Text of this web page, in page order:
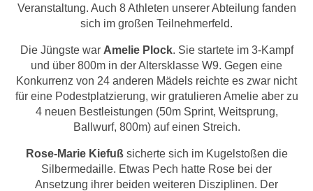
Veranstaltung. Auch 8 Athleten unserer Abteilung fanden
sich im großen Teilnehmerfeld.
Die Jüngste war Amelie Plock. Sie startete im 3-Kampf
und über 800m in der Altersklasse W9. Gegen eine
Konkurrenz von 24 anderen Mädels reichte es zwar nicht
für eine Podestplatzierung, wir gratulieren Amelie aber zu
4 neuen Bestleistungen (50m Sprint, Weitsprung,
Ballwurf, 800m) auf einen Streich.
Rose-Marie Kiefußsicherte sich im Kugelstoßen die
Silbermedaille. Etwas Pech hatte Rose bei der
Ansetzung ihrer beiden weiteren Disziplinen. Der